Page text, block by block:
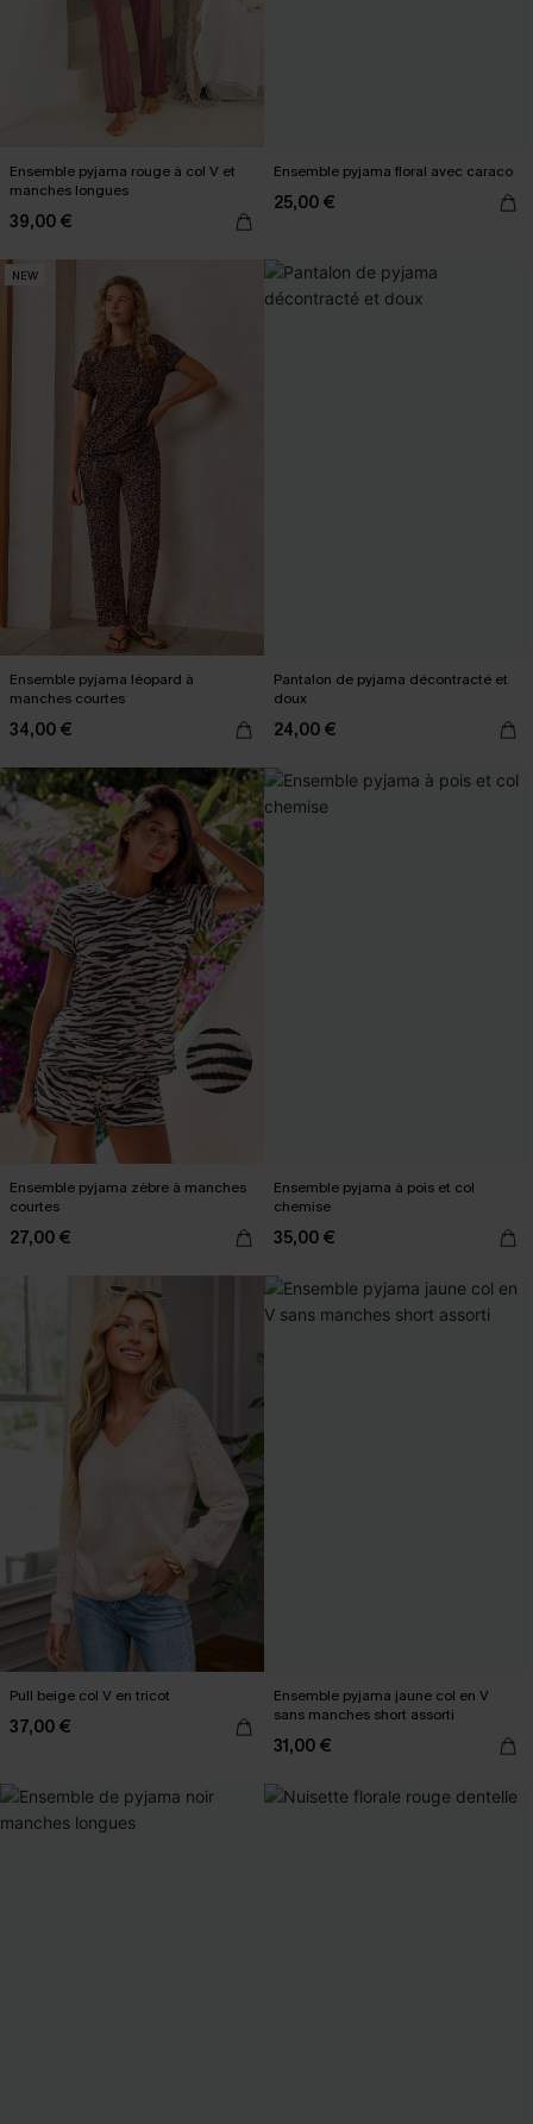
Ensemble pyjama rouge à col V et
manches longues
39,00 €
Ensemble pyjama floral avec caraco
25,00 €
NEW
Ensemble pyjama léopard à
manches courtes
34,00 €
Pantalon de pyjama décontracté et
doux
24,00 €
Ensemble pyjama zèbre à manches
courtes
27,00 €
Ensemble pyjama à pois et col
chemise
35,00 €
Pull beige col V en tricot
37,00 €
Ensemble pyjama jaune col en V
sans manches short assorti
31,00 €